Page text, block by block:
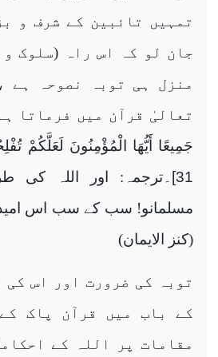
تمہیں تائبین کے شرف و
جان لو کہ اس راہ (سلوک
منزل ہی توبہ نصوحہ ہے
تعالیٰ قرآن میں فرماتا
جَمِيعًا أَيُّهَا الْمُؤْمِنُونَ لَعَلَّكُمْ
31‏]‏۔
ترجمہ: اور اللہ کی
مسلمانو! سب کے سب اس امید
(کنز الایمان)
توبہ کی ضرورت اور اس کی
کے باب میں قرآن پاک
مقامات پر اللہ کے